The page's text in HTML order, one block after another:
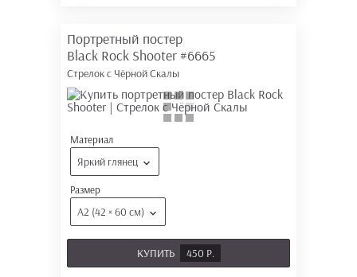
Портретный постер
Black Rock Shooter #6665
Стрелок с Чёрной Скалы
Материал
Яркий глянец
Размер
А2 (42 × 60 см)
КУПИТЬ 450 Р.